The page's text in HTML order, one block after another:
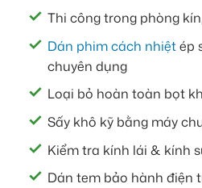
Thi công trong phòng
Dán phim cách nhiệtép
chuyên dụng
Loại bỏ hoàn toàn bọt
Sấy khô kỹ bằng máy
Kiểm tra kính lái & kính
Dán tem bảo hành điện